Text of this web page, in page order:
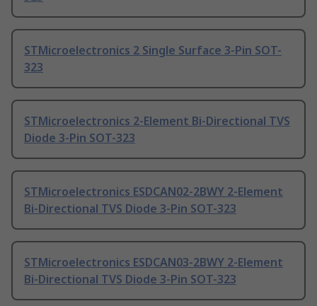
STMicroelectronics 2 Single Surface 3-Pin SOT-
323
STMicroelectronics 2-Element Bi-Directional TVS
Diode 3-Pin SOT-323
STMicroelectronics ESDCAN02-2BWY 2-Element
Bi-Directional TVS Diode 3-Pin SOT-323
STMicroelectronics ESDCAN03-2BWY 2-Element
Bi-Directional TVS Diode 3-Pin SOT-323